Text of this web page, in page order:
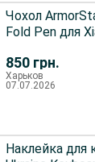
850 грн.
Чохол
Fold Pen для
(ARM89203)
Харьков
07.07.2026
Наклейка для